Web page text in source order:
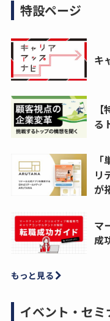
特設ページ
キ
る
リ
が
マ
成
もっと見る
イベント・セミ